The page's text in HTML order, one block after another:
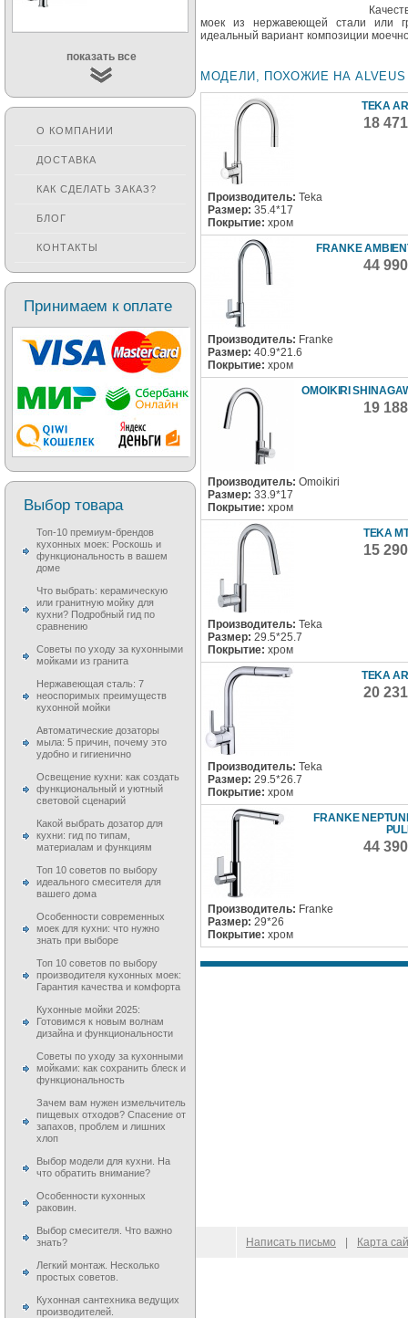
моек из нержавеющей стали или
идеальный вариант композиции
МОДЕЛИ, ПОХОЖИЕ НА ALVEUS
TEKA
18
Производитель: Teka
Размер: 35.4*17
Покрытие: хром
FRANKE
44
Производитель: Franke
Размер: 40.9*21.6
Покрытие: хром
OMOIKIRI
19
Производитель: Omoikiri
Размер: 33.9*17
Покрытие: хром
TEKA
15
Производитель: Teka
Размер: 29.5*25.7
Покрытие: хром
TEKA
20
Производитель: Teka
Размер: 29.5*26.7
Покрытие: хром
FRANKE
44
Производитель: Franke
Размер: 29*26
Покрытие: хром
показать все
О КОМПАНИИ
ДОСТАВКА
КАК СДЕЛАТЬ ЗАКАЗ?
БЛОГ
КОНТАКТЫ
Принимаем к оплате
Выбор товара
Топ-10 премиум-брендов
кухонных моек: Роскошь и
функциональность в вашем
доме
Что выбрать: керамическую
или гранитную мойку для
кухни? Подробный гид по
сравнению
Советы по уходу за кухонными
мойками из гранита
Нержавеющая сталь: 7
неоспоримых преимуществ
кухонной мойки
Автоматические дозаторы
мыла: 5 причин, почему это
удобно и гигиенично
Освещение кухни: как создать
функциональный и уютный
световой сценарий
Какой выбрать дозатор для
кухни: гид по типам,
материалам и функциям
Топ 10 советов по выбору
идеального смесителя для
вашего дома
Особенности современных
моек для кухни: что нужно
знать при выборе
Топ 10 советов по выбору
производителя кухонных моек:
Гарантия качества и комфорта
Кухонные мойки 2025:
Готовимся к новым волнам
дизайна и функциональности
Советы по уходу за кухонными
мойками: как сохранить блеск и
функциональность
Зачем вам нужен измельчитель
пищевых отходов? Спасение от
запахов, проблем и лишних
хлоп
Выбор модели для кухни. На
что обратить внимание?
Особенности кухонных
раковин.
Выбор смесителя. Что важно
знать?
Легкий монтаж. Несколько
простых советов.
Кухонная сантехника ведущих
производителей.
© 2009–2026 Написать письмо Карта